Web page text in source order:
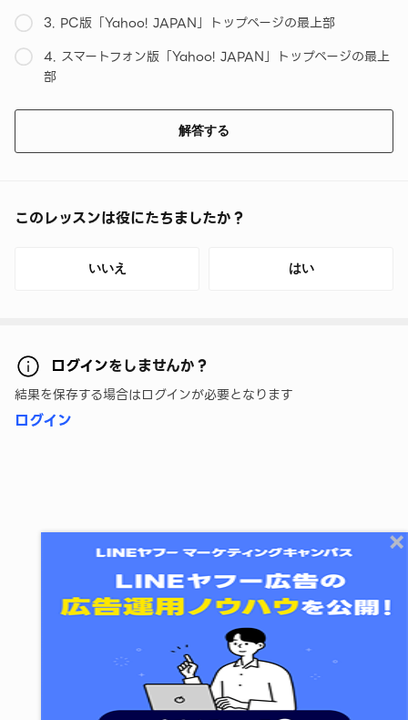
3. PC版「Yahoo! JAPAN」トップページの最上部
4. スマートフォン版「Yahoo! JAPAN」トップページの最上
部
解答する
このレッスンは役にたちましたか？
いいえ はい
ログインをしませんか？
結果を保存する場合はログインが必要となります
ログイン